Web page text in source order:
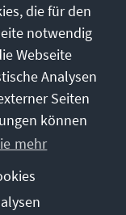
in deutscher
die für den
notwendig
Webseite
Analysen
Seiten
können
mehr